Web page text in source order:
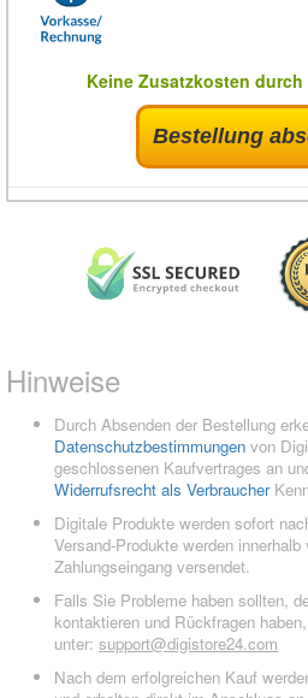
Keine Zusatzkosten
Bestellung
Hinweise
Durch Absenden der Bestellung
Datenschutzbestimmungen von
geschlossenen Kaufvertrages an
Widerrufsrecht als Verbraucher
Digitale Produkte werden sofort
Versand-Produkte werden
Zahlungseingang versendet.
Falls Sie Probleme haben sollten,
kontaktieren und Rückfragen
unter: support@digistore24.com
Nach dem erfolgreichen Kauf